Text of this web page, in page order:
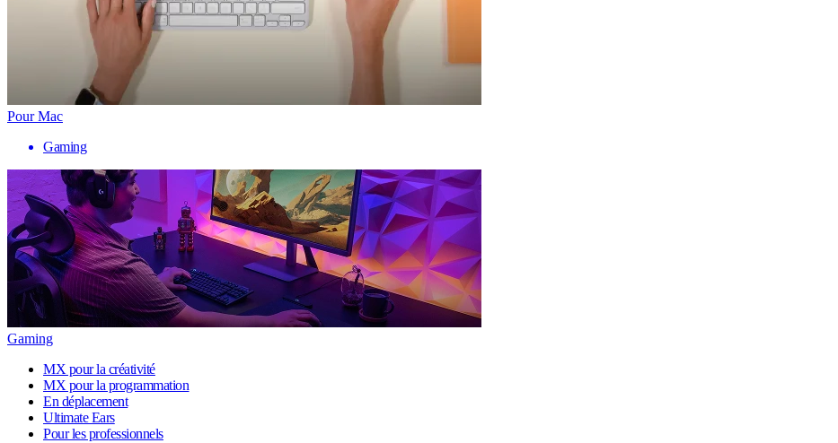
Pour Mac
Gaming
Gaming
MX pour la créativité
MX pour la programmation
En déplacement
Ultimate Ears
Pour les professionnels